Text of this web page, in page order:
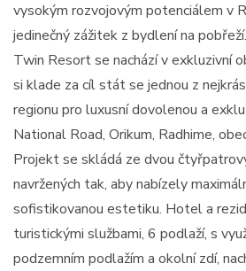
vysokým rozvojovým potenciálem v
jedinečný zážitek z bydlení na pobřeží.
Twin Resort se nachází v exkluzivní
si klade za cíl stát se jednou z
regionu pro luxusní dovolenou a
National Road, Orikum, Radhime,
Projekt se skládá ze dvou
navržených tak, aby nabízely
sofistikovanou estetiku. Hotel a
turistickými službami, 6 podlaží, s
podzemním podlažím a okolní zdí,